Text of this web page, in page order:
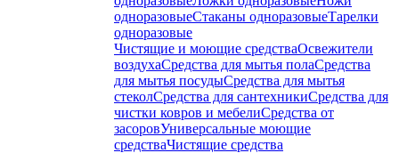
одноразовыеСтаканы одноразовыеТарелки
одноразовые
Чистящие и моющие средстваОсвежители
воздухаСредства для мытья полаСредства
для мытья посудыСредства для мытья
стеколСредства для сантехникиСредства для
чистки ковров и мебелиСредства от
засоровУниверсальные моющие
средстваЧистящие средства